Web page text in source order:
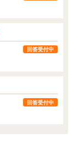
回答受付中
回答受付中